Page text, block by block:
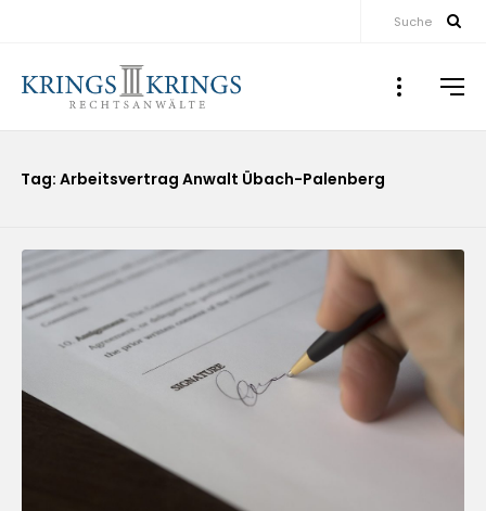
Suche
Tag: Arbeitsvertrag Anwalt Übach-Palenberg